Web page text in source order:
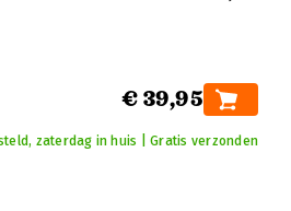
€ 39,95
zaterdag in huis | Gratis verzonden